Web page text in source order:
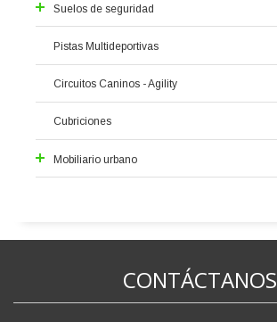
Circuito Deportivo Serie 1
Circuito Deportivo Serie 2
Circuitos Saludables
Circuito de Bicis
Suelos de seguridad
Pistas Multideportivas
Circuitos Caninos - Agility
Cubriciones
Mobiliario urbano
Papeleras
CONTÁCTANOS